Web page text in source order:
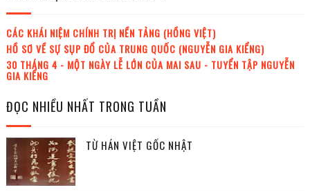
CÁC KHÁI NIỆM CHÍNH TRỊ NỀN TẢNG (HỒNG VIỆT)
HỒ SƠ VỀ SỰ SỤP ĐỔ CỦA TRUNG QUỐC (NGUYỄN GIA KIỂNG)
30 THÁNG 4 - MỘT NGÀY LỄ LỚN CỦA MAI SAU - TUYỂN TẬP NGUYỄN
GIA KIỂNG
ĐỌC NHIỀU NHẤT TRONG TUẦN
TỪ HÁN VIỆT GỐC NHẬT